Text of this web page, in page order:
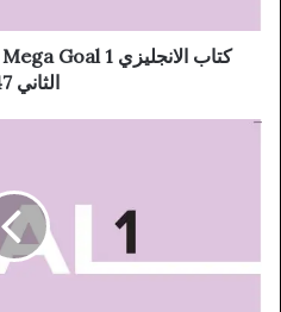
الثاني 1447